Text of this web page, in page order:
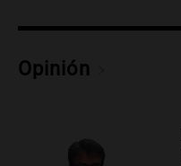
y críticas entre
Episodios
Marocco
Panorama Federal
Opinión